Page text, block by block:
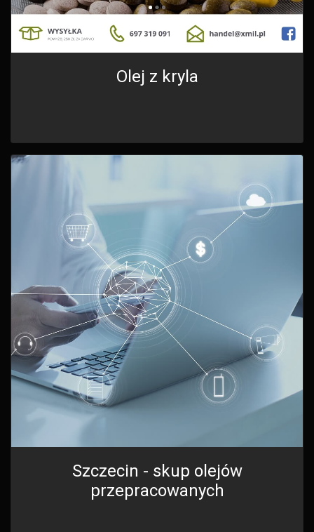
Olej z kryla
Szczecin - skup olejów
przepracowanych